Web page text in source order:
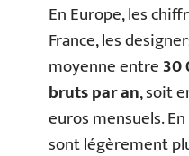
En Europe, les
France, les
moyenne entre30
bruts par an, soit
euros mensuels.
sont légèrement